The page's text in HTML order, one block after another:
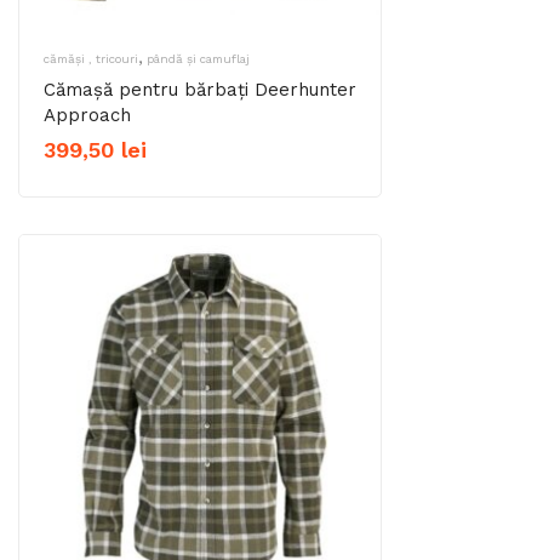
cămăși , tricouri, pândă și camuflaj
Cămașă pentru bărbați Deerhunter
Approach
399,50 lei